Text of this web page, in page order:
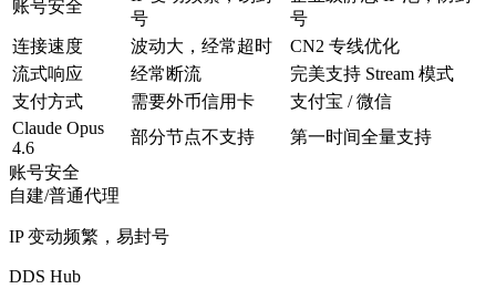
为什么不直接用梯子？
专业的中转服务比自建代理更稳定、更安全。
自建/普通代理 DDS Hub
账号安全
IP 变动频繁，易封
企业级静态 IP 池，防封
连接速度
流式响应
经常断流
支付方式
需要外币信用卡
Claude Opus